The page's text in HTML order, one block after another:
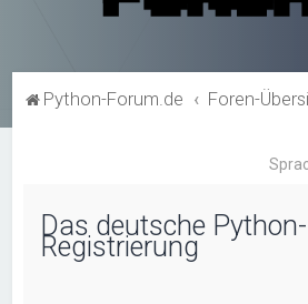
Python-Forum.de Foren-
Das deutsche
Registrierung